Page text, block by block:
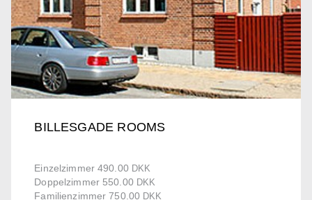
BILLESGADE ROOMS
Einzelzimmer 490.00 DKK
Doppelzimmer 550.00 DKK
Familienzimmer 750.00 DKK